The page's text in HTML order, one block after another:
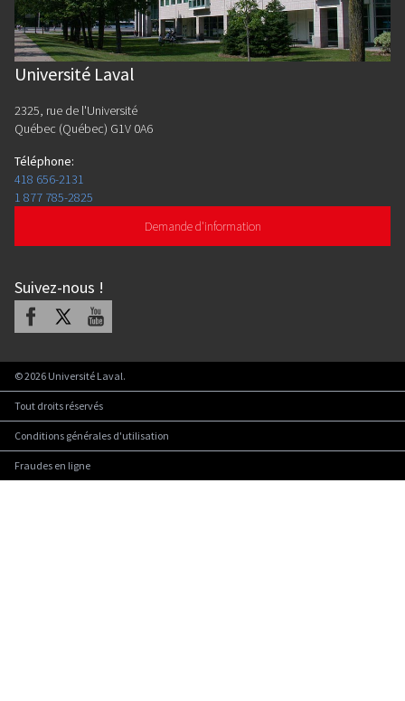
Université Laval
2325, rue de l'Université
Québec (Québec) G1V 0A6
Téléphone:
418 656-2131
1 877 785-2825
Demande d'information
Suivez-nous !
Facebook Youtube
©2026 Université Laval.
Tout droits réservés
Conditions générales d'utilisation
Fraudes en ligne